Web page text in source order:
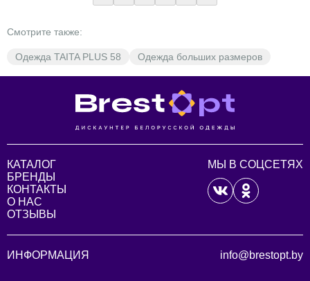
Смотрите также:
Одежда TAITA PLUS 58 Одежда больших размеров
КАТАЛОГ
БРЕНДЫ
КОНТАКТЫ
О НАС
ОТЗЫВЫ
МЫ В СОЦСЕТЯХ
ИНФОРМАЦИЯ info@brestopt.by